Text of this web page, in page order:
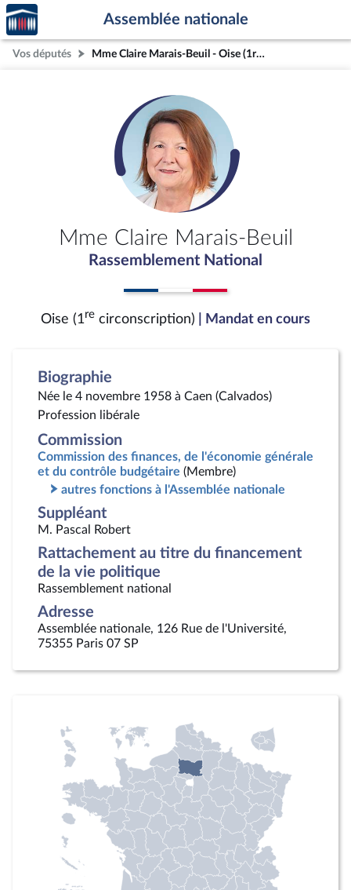
Aller au contenu
Aller en bas de la page
Accèder
à la
page
d'accueil
Assemblée nationale
Vos députés Mme Claire Marais-Beuil - Oise (1re circonscription)
Mme Claire Marais-Beuil
Rassemblement National
Oise (1re circonscription) | Mandat en cours
Biographie
Née le 4 novembre 1958 à Caen (Calvados)
Profession libérale
Commission
Commission des finances, de l'économie générale
et du contrôle budgétaire (Membre)
autres fonctions à l'Assemblée nationale
Suppléant
M. Pascal Robert
Rattachement au titre du financement
de la vie politique
Rassemblement national
Adresse
Assemblée nationale, 126 Rue de l'Université,
75355 Paris 07 SP